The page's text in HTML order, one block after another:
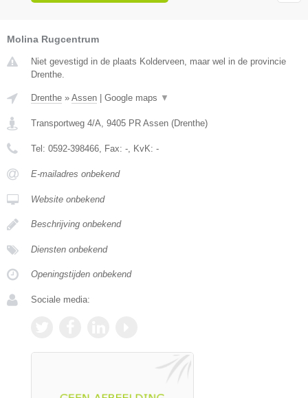
Molina Rugcentrum
Niet gevestigd in de plaats Kolderveen, maar wel in de provincie
Drenthe.
Drenthe » Assen | Google maps ▼
Transportweg 4/A 9405 PR Assen (Drenthe)
Tel: 0592-398466 , Fax: - , KvK: -
E-mailadres onbekend
Website onbekend
Beschrijving onbekend
Diensten onbekend
Openingstijden onbekend
Sociale media: